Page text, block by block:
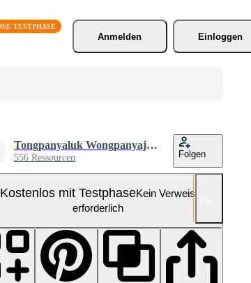
Anmelden
Einloggen
Tongpanyaluk Wongpanyajarern
556 Ressourcen Folgen
Kostenlos mit TestphaseKein Verweis
erforderlich